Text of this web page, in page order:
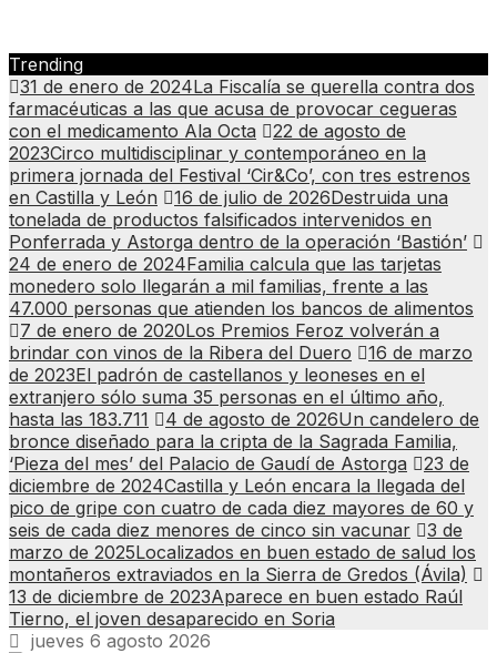
Trending
31 de enero de 2024La Fiscalía se querella contra dos
farmacéuticas a las que acusa de provocar cegueras
con el medicamento Ala Octa
22 de agosto de
2023Circo multidisciplinar y contemporáneo en la
primera jornada del Festival ‘Cir&Co’, con tres estrenos
en Castilla y León
16 de julio de 2026Destruida una
tonelada de productos falsificados intervenidos en
Ponferrada y Astorga dentro de la operación ‘Bastión’
24 de enero de 2024Familia calcula que las tarjetas
monedero solo llegarán a mil familias, frente a las
47.000 personas que atienden los bancos de alimentos
7 de enero de 2020Los Premios Feroz volverán a
brindar con vinos de la Ribera del Duero
16 de marzo
de 2023El padrón de castellanos y leoneses en el
extranjero sólo suma 35 personas en el último año,
hasta las 183.711
4 de agosto de 2026Un candelero de
bronce diseñado para la cripta de la Sagrada Familia,
‘Pieza del mes’ del Palacio de Gaudí de Astorga
23 de
diciembre de 2024Castilla y León encara la llegada del
pico de gripe con cuatro de cada diez mayores de 60 y
seis de cada diez menores de cinco sin vacunar
3 de
marzo de 2025Localizados en buen estado de salud los
montañeros extraviados en la Sierra de Gredos (Ávila)
13 de diciembre de 2023Aparece en buen estado Raúl
Tierno, el joven desaparecido en Soria
jueves 6 agosto 2026